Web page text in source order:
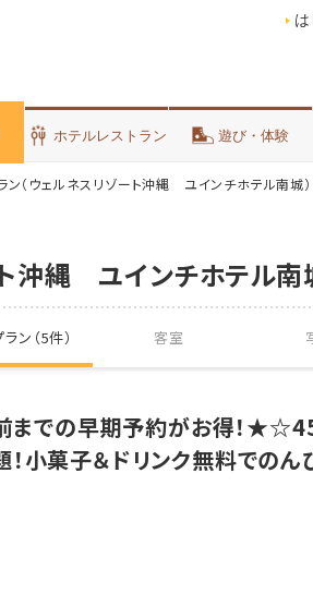
ホテルレストラン 遊び・体験
ン（ウェルネスリゾート沖縄 ユインチホテル南城）
沖縄 ユインチホテル南
ン（5件） 客室
前までの早期予約がお得！
小菓子＆ドリンク無料での